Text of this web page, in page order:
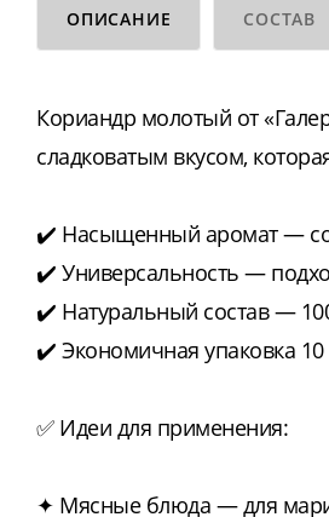
ОПИСАНИЕ СОСТАВ
Кориандр молотый от
сладковатым вкусом,
✔️ Насыщенный аромат —
✔️ Универсальность —
✔️ Натуральный состав —
✔️ Экономичная упаковка
✅ Идеи для применения:
✦ Мясные блюда — для